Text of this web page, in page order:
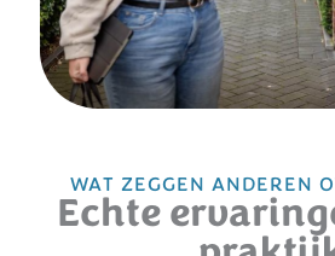
WAT ZEGGEN ANDEREN
Echte